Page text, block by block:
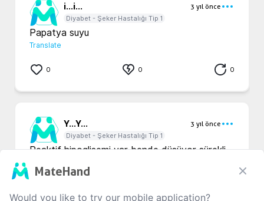
i...i...
3 yıl önce
Diyabet - Şeker Hastalığı Tip 1
Papatya suyu
Translate
0 0 0
Y...Y...
3 yıl önce
Diyabet - Şeker Hastalığı Tip 1
Reaktif hipoglisemi var bende düşüyor sürekli
faydası olurmu acaba
Translate
MateHand
Would you like to try our mobile application?